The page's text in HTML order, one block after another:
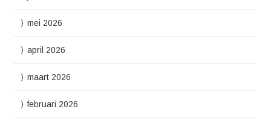
mei 2026
april 2026
maart 2026
februari 2026